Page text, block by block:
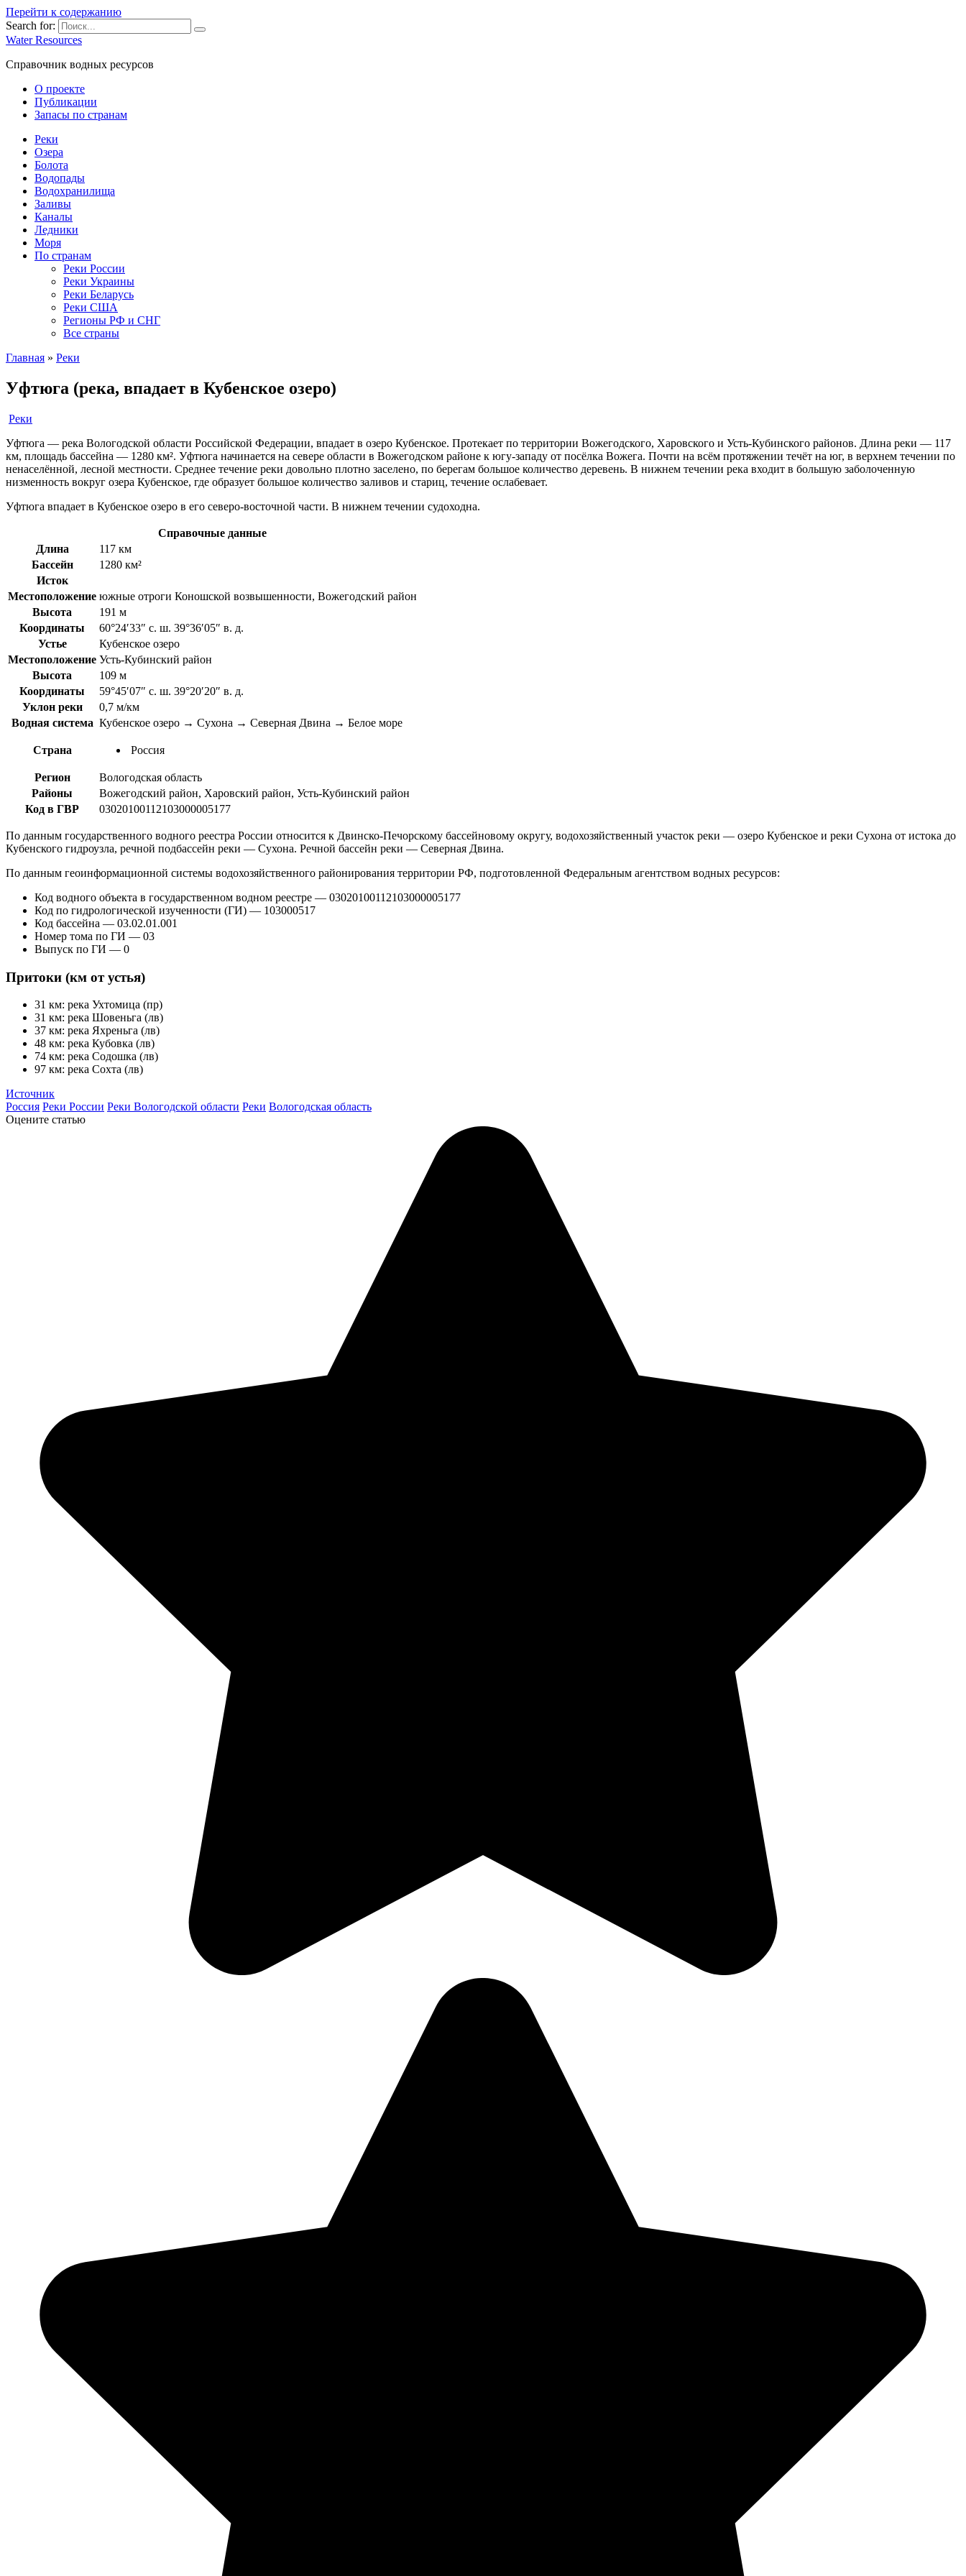
Перейти к содержанию
Search for:
Water Resources
Справочник водных ресурсов
О проекте
Публикации
Запасы по странам
Реки
Озера
Болота
Водопады
Водохранилища
Заливы
Каналы
Ледники
Моря
По странам
Реки России
Реки Украины
Реки Беларусь
Реки США
Регионы РФ и СНГ
Все страны
Главная » Реки
Уфтюга (река, впадает в Кубенское озеро)
Реки
Уфтюга — река Вологодской области Российской Федерации, впадает в озеро Кубенское. Протекает по территории Вожегодского, Харовского и Усть-Кубинского районов. Длина реки — 117
км, площадь бассейна — 1280 км². Уфтюга начинается на севере области в Вожегодском районе к югу-западу от посёлка Вожега. Почти на всём протяжении течёт на юг, в верхнем течении по
ненаселённой, лесной местности. Среднее течение реки довольно плотно заселено, по берегам большое количество деревень. В нижнем течении река входит в большую заболоченную
низменность вокруг озера Кубенское, где образует большое количество заливов и стариц, течение ослабевает.
Уфтюга впадает в Кубенское озеро в его северо-восточной части. В нижнем течении судоходна.
Справочные данные
Длина
117 км
Бассейн
1280 км²
Исток
Местоположение южные отроги Коношской возвышенности, Вожегодский район
Высота
191 м
Координаты
60°24′33″ с. ш. 39°36′05″ в. д.
Устье
Кубенское озеро
Местоположение Усть-Кубинский район
Высота
109 м
Координаты
59°45′07″ с. ш. 39°20′20″ в. д.
Уклон реки
0,7 м/км
Водная система Кубенское озеро → Сухона → Северная Двина → Белое море
Страна Россия
Регион
Вологодская область
Районы
Вожегодский район, Харовский район, Усть-Кубинский район
Код в ГВР
03020100112103000005177
По данным государственного водного реестра России относится к Двинско-Печорскому бассейновому округу, водохозяйственный участок реки — озеро Кубенское и реки Сухона от истока до
Кубенского гидроузла, речной подбассейн реки — Сухона. Речной бассейн реки — Северная Двина.
По данным геоинформационной системы водохозяйственного районирования территории РФ, подготовленной Федеральным агентством водных ресурсов:
Код водного объекта в государственном водном реестре — 03020100112103000005177
Код по гидрологической изученности (ГИ) — 103000517
Код бассейна — 03.02.01.001
Номер тома по ГИ — 03
Выпуск по ГИ — 0
Притоки (км от устья)
31 км: река Ухтомица (пр)
31 км: река Шовеньга (лв)
37 км: река Яхреньга (лв)
48 км: река Кубовка (лв)
74 км: река Содошка (лв)
97 км: река Сохта (лв)
Источник
Россия Реки России Реки Вологодской области Реки Вологодская область
Оцените статью